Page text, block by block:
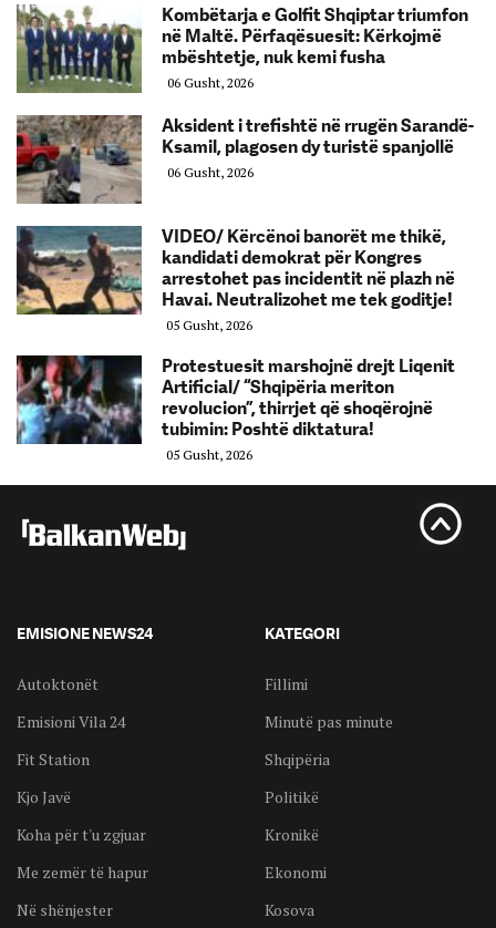
Kombëtarja e Golfit Shqiptar triumfon
në Maltë. Përfaqësuesit: Kërkojmë
mbështetje, nuk kemi fusha
06 Gusht, 2026
Aksident i trefishtë në rrugën Sarandë-
Ksamil, plagosen dy turistë spanjollë
06 Gusht, 2026
VIDEO/ Kërcënoi banorët me thikë,
kandidati demokrat për Kongres
arrestohet pas incidentit në plazh në
Havai. Neutralizohet me tek goditje!
05 Gusht, 2026
Protestuesit marshojnë drejt Liqenit
Artificial/ “Shqipëria meriton
revolucion”, thirrjet që shoqërojnë
tubimin: Poshtë diktatura!
05 Gusht, 2026
EMISIONE NEWS24
Autoktonët
Emisioni Vila 24
Fit Station
Kjo Javë
Koha për t'u zgjuar
Me zemër të hapur
Në shënjester
KATEGORI
Fillimi
Minutë pas minute
Shqipëria
Politikë
Kronikë
Ekonomi
Kosova